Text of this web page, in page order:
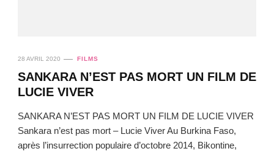
28 AVRIL 2020 FILMS
SANKARA N’EST PAS MORT UN FILM DE
LUCIE VIVER
SANKARA N’EST PAS MORT UN FILM DE LUCIE VIVER
Sankara n’est pas mort – Lucie Viver Au Burkina Faso,
après l’insurrection populaire d’octobre 2014, Bikontine,